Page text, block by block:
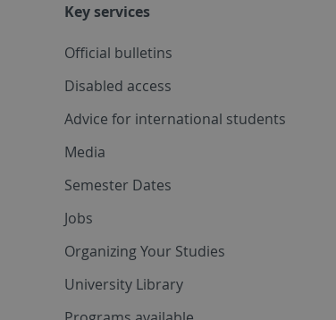
Key services
Official bulletins
Disabled access
Advice for international students
Media
Semester Dates
Jobs
Organizing Your Studies
University Library